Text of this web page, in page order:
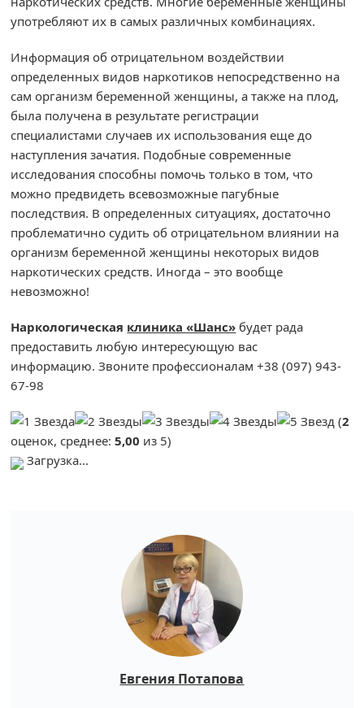
употребляют их в самых различных комбинациях.
Информация об отрицательном воздействии
определенных видов наркотиков непосредственно на
сам организм беременной женщины, а также на плод,
была получена в результате регистрации
специалистами случаев их использования еще до
наступления зачатия. Подобные современные
исследования способны помочь только в том, что
можно предвидеть всевозможные пагубные
последствия. В определенных ситуациях, достаточно
проблематично судить об отрицательном влиянии на
организм беременной женщины некоторых видов
наркотических средств. Иногда – это вообще
невозможно!
Наркологическая клиника «Шанс» будет рада
предоставить любую интересующую вас
информацию. Звоните профессионалам +38 (097) 943-
67-98
(2
оценок, среднее:5,00 из 5)
Загрузка...
Евгения Потапова